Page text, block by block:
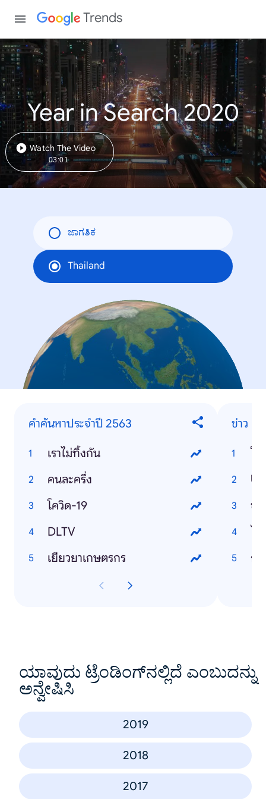
Trends
Year in Search 2020
Watch The Video
03:01
ಜಾಗತಿಕ
Thailand
คำค้นหาประจำปี 2563
เราไม่ทิ้งกัน
คนละครึ่ง
โควิด-19
DLTV
เยียวยาเกษตรกร
ข่าว
โค
ข่
ไว
กร
ಯಾವುದು ಟ್ರೆಂಡಿಂಗ್‌ನಲ್ಲಿದೆ ಎಂಬುದನ್ನು
ಅನ್ವೇಷಿಸಿ
2019
2018
2017